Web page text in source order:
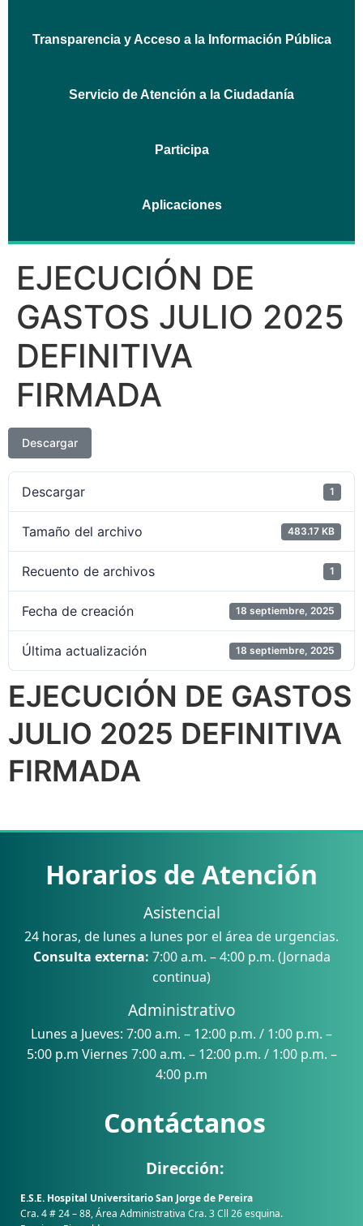
Transparencia y Acceso a la Información Pública
Servicio de Atención a la Ciudadanía
Participa
Aplicaciones
EJECUCIÓN DE
GASTOS JULIO 2025
DEFINITIVA
FIRMADA
Descargar
Descargar 1
Tamaño del archivo 483.17 KB
Recuento de archivos 1
Fecha de creación 18 septiembre, 2025
Última actualización 18 septiembre, 2025
EJECUCIÓN DE GASTOS
JULIO 2025 DEFINITIVA
FIRMADA
Horarios de Atención
Asistencial
24 horas, de lunes a lunes por el área de urgencias.
Consulta externa: 7:00 a.m. – 4:00 p.m. (Jornada
continua)
Administrativo
Lunes a Jueves: 7:00 a.m. – 12:00 p.m. / 1:00 p.m. –
5:00 p.m Viernes 7:00 a.m. – 12:00 p.m. / 1:00 p.m. –
4:00 p.m
Contáctanos
Dirección:
E.S.E. Hospital Universitario San Jorge de Pereira
Cra. 4 # 24 – 88, Área Administrativa Cra. 3 Cll 26 esquina.